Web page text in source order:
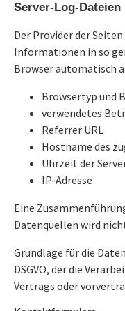
Server-Log-Dateien
Der Provider der
Informationen in so
Browser automatisch
Browsertyp und
verwendetes
Referrer URL
Hostname des
Uhrzeit der
IP-Adresse
Eine
Datenquellen wird
Grundlage für die
DSGVO, der die
Vertrags oder